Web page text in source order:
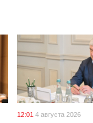
12:01 4 августа 2026